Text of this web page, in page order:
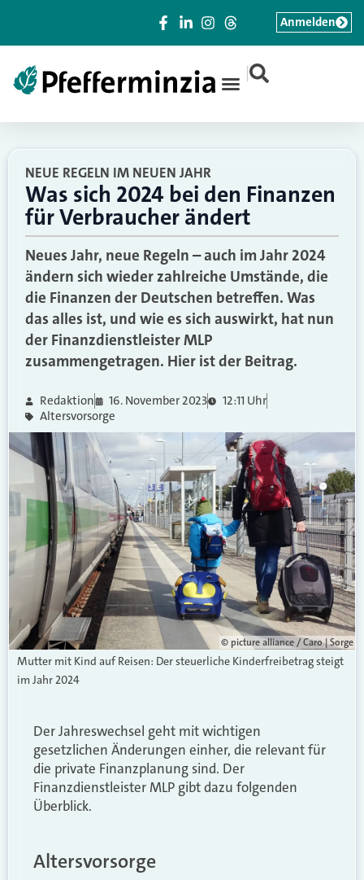
|
Anmelden
NEUE REGELN IM NEUEN JAHR
Was sich 2024 bei den Finanzen
für Verbraucher ändert
Neues Jahr, neue Regeln – auch im Jahr 2024
ändern sich wieder zahlreiche Umstände, die
die Finanzen der Deutschen betreffen. Was
das alles ist, und wie es sich auswirkt, hat nun
der Finanzdienstleister MLP
zusammengetragen. Hier ist der Beitrag.
Redaktion 16. November 2023
12:11 Uhr
Altersvorsorge
© picture alliance / Caro | Sorge
Mutter mit Kind auf Reisen: Der steuerliche Kinderfreibetrag steigt
im Jahr 2024
Der Jahreswechsel geht mit wichtigen
gesetzlichen Änderungen einher, die relevant für
die private Finanzplanung sind. Der
Finanzdienstleister MLP gibt dazu folgenden
Überblick.
Altersvorsorge